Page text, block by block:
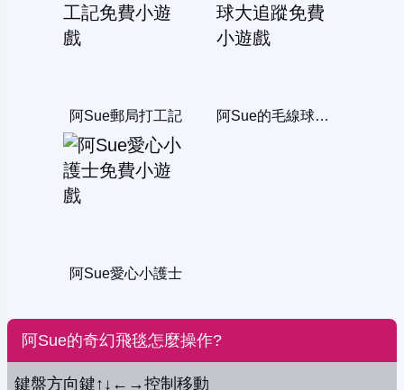
阿Sue郵局打工記 阿Sue的毛線球大追蹤
阿Sue愛心小護士
阿Sue的奇幻飛毯怎麼操作?
鍵盤方向鍵↑↓←→控制移動